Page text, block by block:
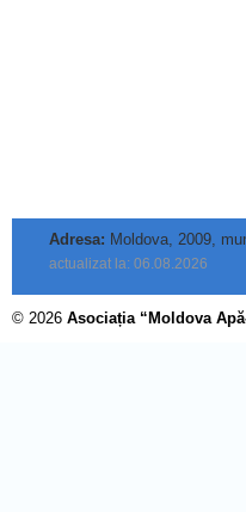
Adresa: Moldova, 2009,
actualizat la: 06.08.2026
© 2026 Asociația “Moldova